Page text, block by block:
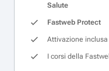
Salute
Fastweb Protect
Attivazione inclusa
I corsi della